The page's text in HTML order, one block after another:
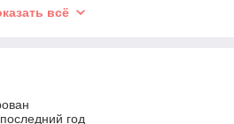
эксплуатацией.
всё
год